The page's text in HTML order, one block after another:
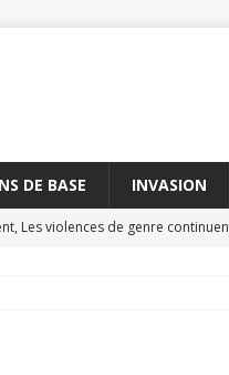
DE BASE INVASION
Les violences de genre
les massacres de civils par des
à Aksoum peut constituer un